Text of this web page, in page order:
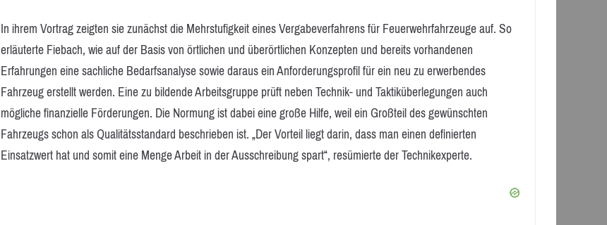
In ihrem Vortrag zeigten sie zunächst die Mehrstufigkeit eines Vergabeverfahrens für Feuerwehrfahrzeuge auf. So
erläuterte Fiebach, wie auf der Basis von örtlichen und überörtlichen Konzepten und bereits vorhandenen
Erfahrungen eine sachliche Bedarfsanalyse sowie daraus ein Anforderungsprofil für ein neu zu erwerbendes
Fahrzeug erstellt werden. Eine zu bildende Arbeitsgruppe prüft neben Technik- und Taktiküberlegungen auch
mögliche finanzielle Förderungen. Die Normung ist dabei eine große Hilfe, weil ein Großteil des gewünschten
Fahrzeugs schon als Qualitätsstandard beschrieben ist. „Der Vorteil liegt darin, dass man einen definierten
Einsatzwert hat und somit eine Menge Arbeit in der Ausschreibung spart“, resümierte der Technikexperte.